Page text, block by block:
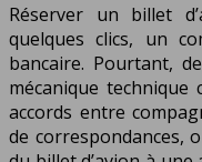
Réserver un billet
quelques clics, un
bancaire. Pourtant,
mécanique technique
accords entre
de correspondances,